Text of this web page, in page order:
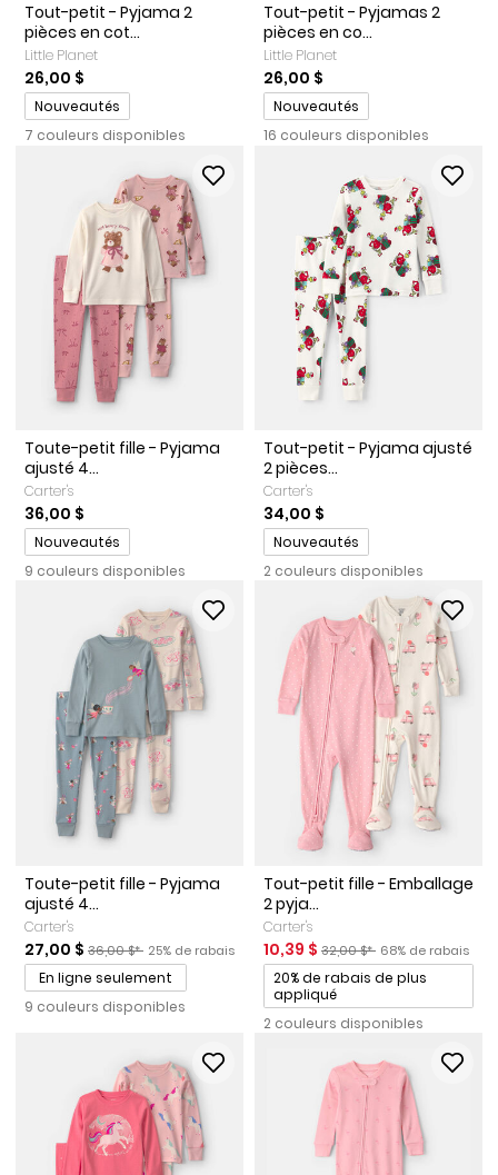
Tout-petit - Pyjama 2
pièces en cot...
Little Planet
26,00 $
Promotions
Nouveautés
7 couleurs disponibles
Tout-petit - Pyjamas 2
pièces en co...
Little Planet
26,00 $
Promotions
Nouveautés
16 couleurs disponibles
Toute-petit fille - Pyjama
ajusté 4...
Carter's
36,00 $
Promotions
Nouveautés
9 couleurs disponibles
Tout-petit - Pyjama ajusté
2 pièces...
Carter's
34,00 $
Promotions
Nouveautés
2 couleurs disponibles
Toute-petit fille - Pyjama
ajusté 4...
Carter's
Prix de solde
27,00 $ Prix ​​de détail suggéré par le fabricant
36,00 $* Pourcentage de rabais
25% de rabais
En ligne seulement
9 couleurs disponibles
Tout-petit fille - Emballage
2 pyja...
Carter's
Prix de solde
10,39 $ Prix ​​de détail suggéré par
32,00 $* Pourcentage de
68% de rabais
Promotions
20% de rabais de plus
appliqué
2 couleurs disponibles